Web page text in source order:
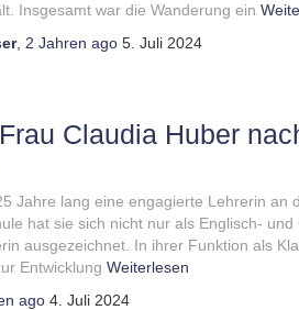
Insgesamt war die Wanderung ein
, 2 Jahren ago 5. Juli 2024
Claudia Huber
Jahre lang eine engagierte Lehrerin an
hat sie sich nicht nur als Englisch-
ausgezeichnet. In ihrer Funktion als
Entwicklung Weiterlesen
ago 4. Juli 2024